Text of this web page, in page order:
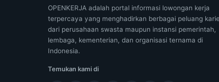
OPENKERJA adalah portal informasi lowongan kerja
terpercaya yang menghadirkan berbagai peluang
dari perusahaan swasta maupun instansi pemerintah,
lembaga, kementerian, dan organisasi ternama di
Indonesia.
Temukan kami di